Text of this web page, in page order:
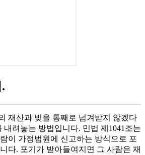
.
재산과 빚을 통째로 넘겨받지 않겠다
내려놓는 방법입니다. 민법 제1041조는
이 가정법원에 신고하는 방식으로 포
다. 포기가 받아들여지면 그 사람은 재